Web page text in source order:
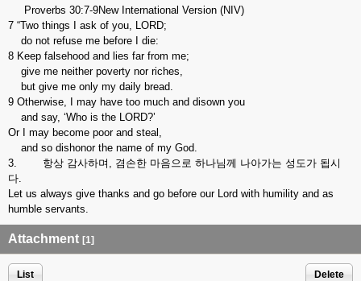
Proverbs 30:7-9New International Version (NIV)
7 “Two things I ask of you, LORD;
do not refuse me before I die:
8 Keep falsehood and lies far from me;
give me neither poverty nor riches,
but give me only my daily bread.
9 Otherwise, I may have too much and disown you
and say, ‘Who is the LORD?’
Or I may become poor and steal,
and so dishonor the name of my God.
3. 항상 감사하며, 겸손한 마음으로 하나님께 나아가는 성도가 됩시
다.
Let us always give thanks and go before our Lord with humility and as
humble servants.
Attachment [1]
List Delete